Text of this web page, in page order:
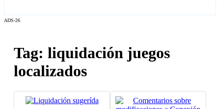
ADS-26
Tag: liquidación juegos
localizados